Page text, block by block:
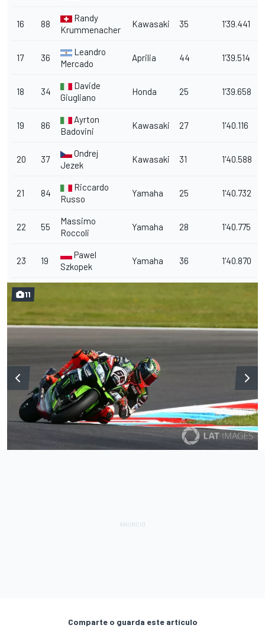
16 88
Randy
Krummenacher
Kawasaki 35 1'39.441
17 36
Leandro
Mercado
Aprilia 44 1'39.514
18 34
Davide
Giugliano
Honda 25 1'39.658
19 86
Ayrton
Badovini
Kawasaki 27 1'40.116
20 37
Ondrej
Jezek
Kawasaki 31 1'40.588
21 84
Riccardo
Russo
Yamaha 25 1'40.732
22 55
Massimo
Roccoli
Yamaha 28 1'40.775
23 19
Pawel
Szkopek
Yamaha 36 1'40.870
11
Comparte o guarda este artículo